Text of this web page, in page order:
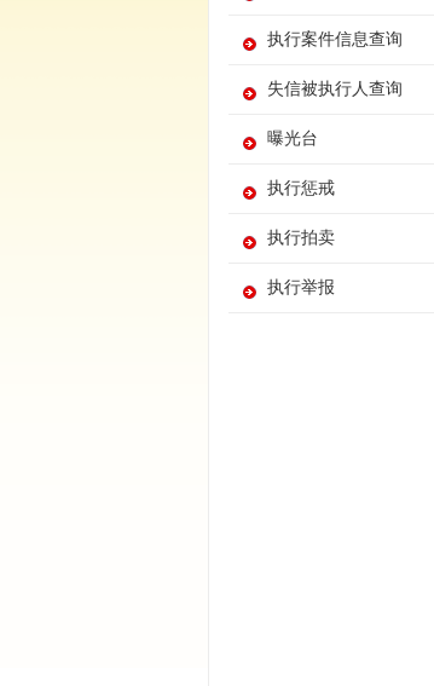
执行案件信息查询
失信被执行人查询
曝光台
执行惩戒
执行拍卖
执行举报